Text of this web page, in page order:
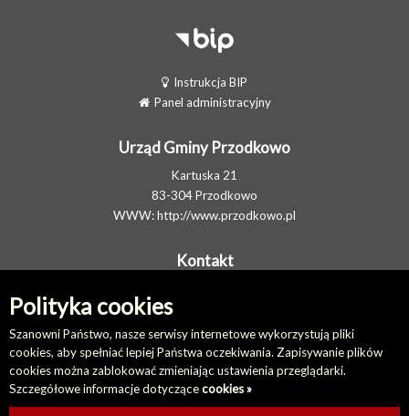
Polityka cookies
Szanowni Państwo, nasze serwisy internetowe wykorzystują pliki
cookies, aby spełniać lepiej Państwa oczekiwania. Zapisywanie plików
cookies można zablokować zmieniając ustawienia przeglądarki.
Szczegółowe informacje dotyczącecookies »
Instrukcja BIP
Panel administracyjny
Urząd Gminy Przodkowo
Kartuska 21
83-304 Przodkowo
WWW:http://www.przodkowo.pl
Kontakt
E-MAIL:
Elektroniczna Skrzynka Podawcza
Na skróty